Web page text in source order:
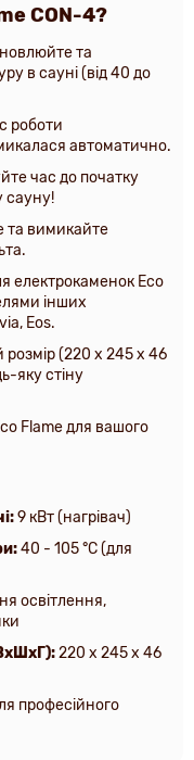
CON-4?
та
в сауні (від 40 до
роботи
автоматично.
час до початку
сауну!
та вимикайте
електрокаменок Eco
інших
Eos.
розмір (220 x 245 x 46
яку стіну
Flame для вашого
9 кВт (нагрівач)
40 - 105 °C (для
освітлення,
220 x 245 x 46
професійного